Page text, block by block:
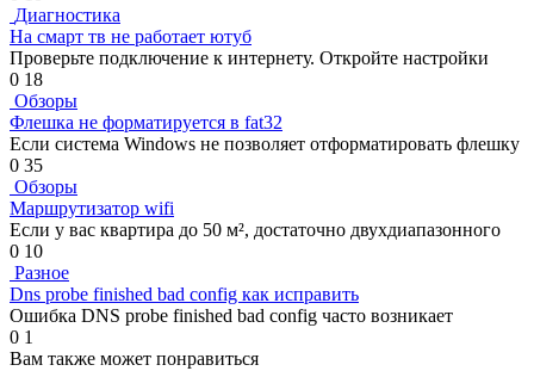
Диагностика
На смарт тв не работает ютуб
Проверьте подключение к интернету. Откройте настройки
0 18
Обзоры
Флешка не форматируется в fat32
Если система Windows не позволяет отформатировать флешку
0 35
Обзоры
Маршрутизатор wifi
Если у вас квартира до 50 м², достаточно двухдиапазонного
0 10
Разное
Dns probe finished bad config как исправить
Ошибка DNS probe finished bad config часто возникает
0 1
Вам также может понравиться